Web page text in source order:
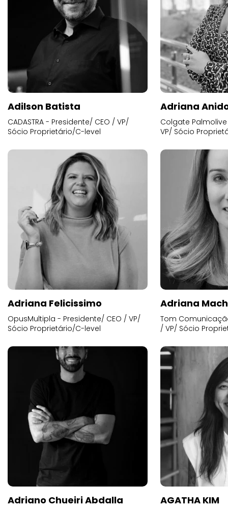
Adilson Batista
CADASTRA - Presidente/ CEO / VP/
Sócio Proprietário/C-level
Adriana
Colgate
VP/ Sócio
Adriana Felicissimo
OpusMultipla - Presidente/ CEO / VP/
Sócio Proprietário/C-level
Adriana
Tom
/ VP/ Sócio
Adriano Chueiri Abdalla AGATHA KIM